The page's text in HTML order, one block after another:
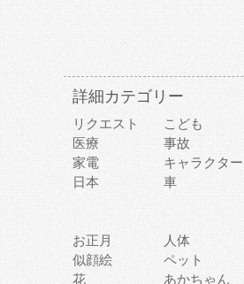
詳細カテゴリー
リクエスト こども
医療
事故
家電
キャラクター
日本
車
お正月
人体
似顔絵
ペット
花
あかちゃん